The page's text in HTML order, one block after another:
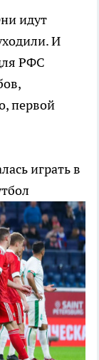
идут
И
РФС
первой
играть в